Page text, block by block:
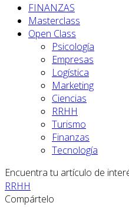
FINANZAS
Masterclass
Open Class
Psicología
Empresas
Logística
Marketing
Ciencias
RRHH
Turismo
Finanzas
Tecnología
Encuentra tu artículo de
RRHH
Compártelo